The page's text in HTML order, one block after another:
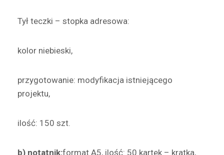
Tył teczki – stopka adresowa:
kolor niebieski,
przygotowanie: modyfikacja istniejącego
projektu,
ilość: 150 szt.
b) notatnik:format A5, ilość: 50 kartek – kratka,